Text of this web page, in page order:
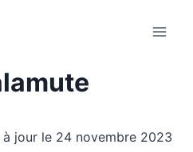
à jour le 24 novembre 2023